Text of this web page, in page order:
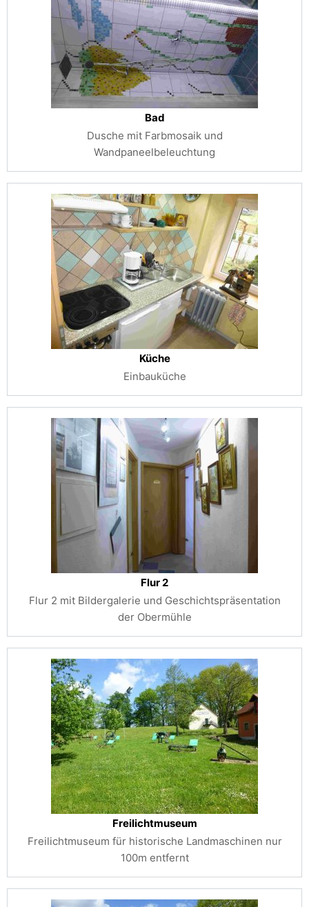
Bad
Dusche mit Farbmosaik und
Wandpaneelbeleuchtung
Küche
Einbauküche
Flur 2
Flur 2 mit Bildergalerie und Geschichtspräsentation
der Obermühle
Freilichtmuseum
Freilichtmuseum für historische Landmaschinen nur
100m entfernt